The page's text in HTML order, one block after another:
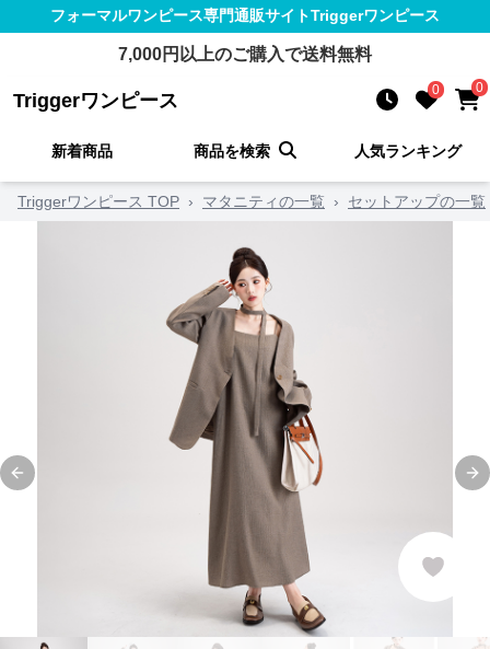
フォーマルワンピース専門通販サイトTriggerワンピース
7,000円以上のご購入で送料無料
Triggerワンピース 0 0
新着商品 商品を検索 人気ランキング
Triggerワンピース TOP › マタニティの一覧 › セットアップの一覧
Previous slide